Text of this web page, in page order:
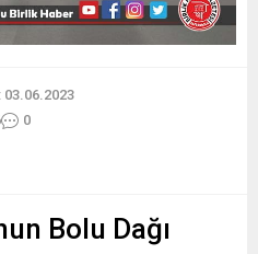
03.06.2023
0
Bolu Dağı